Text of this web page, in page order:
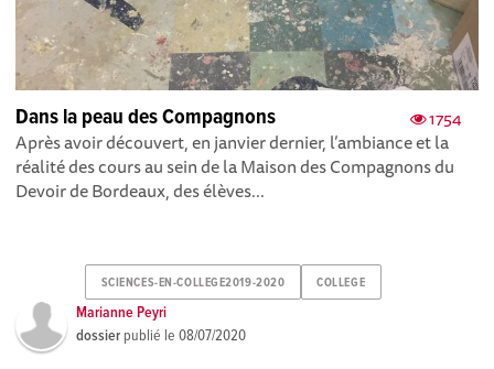
1754
Dans la peau des Compagnons
Après avoir découvert, en janvier dernier, l’ambiance et la
réalité des cours au sein de la Maison des Compagnons du
Devoir de Bordeaux, des élèves...
SCIENCES-EN-COLLEGE2019-2020 COLLEGE
Marianne Peyri
dossier publié le08/07/2020